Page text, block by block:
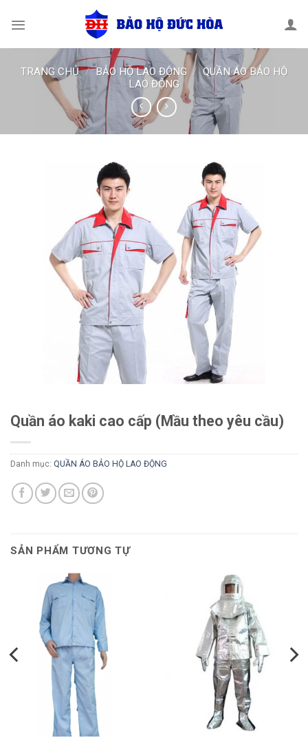
TRANG CHỦ / BẢO HỘ LAO ĐỘNG / QUẦN ÁO BẢO HỘ
LAO ĐỘNG
Quần áo kaki cao cấp (Mầu theo yêu cầu)
Danh mục: QUẦN ÁO BẢO HỘ LAO ĐỘNG
SẢN PHẨM TƯƠNG TỰ